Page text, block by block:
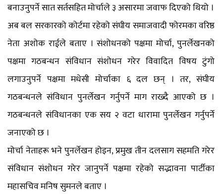
बनाउनुपर्ने सात सर्तसहित मोर्चाले ३ असारमा जवाफ दिएको थियो ।
अब बल सरकारको कोर्टमा रहेको संघीय समाजवादी फोरमका वरिष्ठ
नेता अशोक राईले बताए । संशोधनको पक्षमा मोर्चा, पुनर्लेखनको
पक्षमा गठबन्धन संविधान संशोधन गरेर विवादित विषय टुंगो
लगाउनुपर्ने पक्षमा मधेसी मोर्चाका ६ दल छन् । तर, संघीय
गठबन्धनले संविधान पुनर्लेखन गर्नुपर्ने माग राख्दै आएको छ ।
गठबन्धनले संविधानका एक सय २ वटा धारामा पुनर्लेखन गर्नुपर्ने
जनाएको छ ।
मोर्चा नेताहरू भने पुनर्लेखन होइन, प्रमुख तीन दलसाग सहमति गरेर
संविधान संशोधन गरेर जानुपर्ने पक्षमा रहेको सद्भावना पार्टीका
महासचिव मनिष सुमनले बताए ।